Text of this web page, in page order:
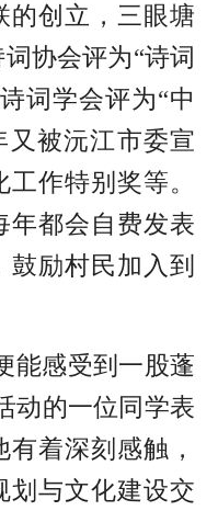
的创立，三眼塘
协会评为“诗词
词学会评为“中
又被沅江市委宣
作特别奖等。
年都会自费发表
励村民加入到
能感受到一股蓬
动的一位同学表
着深刻感触，
划与文化建设交